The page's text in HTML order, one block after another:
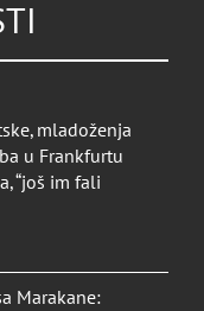
mladoženja
u Frankfurtu
“još im fali
Marakane: